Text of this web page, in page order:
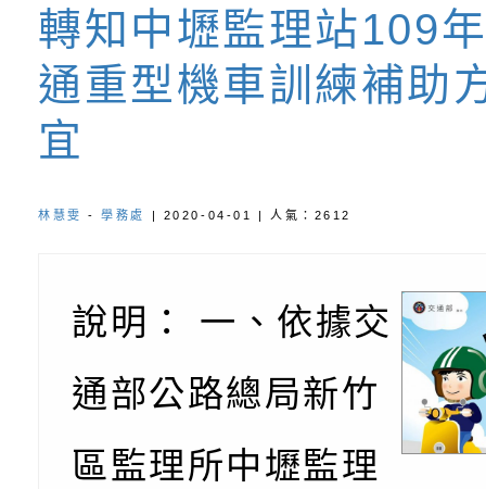
長說明會
學術研討會」暨徵稿
反詐宣導影片連結一
函轉內政部為強化社
詐知能及宣導檢察官
官制度中協助被害人
檢送本市馬祖新村眷
區「馬村設計實驗室
信誼基金會於3／14
心怡心理師主講】線
座
上半年高國中小學學
生諮詢服務
緒及行為問題支持資
114學年度第2學期
務實施計畫」
檢送桃園市政府LCD
（圖）片
檢送桃園市政府LED
字稿及LCD託播影（
轉知有關我國身心障
公約（CRPD）第三
函轉本府新聞處115
轉知中壢監理站109
通重型機車訓練補助
宜
林慧雯 -學務處 | 2020-04-01 | 人氣：2612
說明： 一、依據交
通部公路總局新竹
區監理所中壢監理